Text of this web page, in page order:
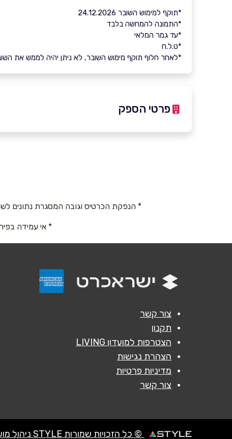
*תוקף למימוש השובר 24.12.2026
*התמונה להמחשה בלבד
*עד גמר המלאי
*ט.ל.ח
*לאחר חלוף תוקף מימוש השובר, לא ניתן יהיה לממש את השובר
פרטי הספק
נושא *
הודעה*
* הנפקת הכרטיס וגובה המסגרת נתונים
* אי עמידה
צור קשר
תקנון
הצטרפות למועדון LIVING
הצהרת נגישות
מדיניות פרטיות
צור קשר
© כל הזכויות שמורות STYLE ניהול מועדוני לקוחות